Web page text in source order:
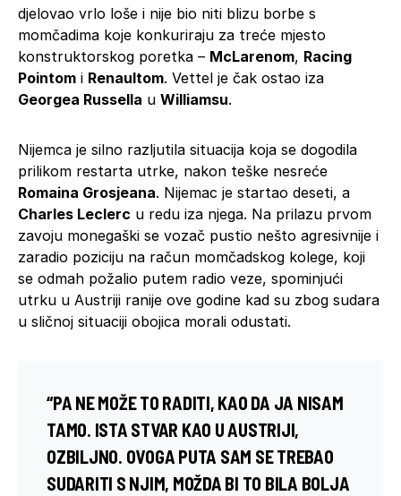
djelovao vrlo loše i nije bio niti blizu borbe s
momčadima koje konkuriraju za treće mjesto
konstruktorskog poretka – McLarenom, Racing
Pointom i Renaultom. Vettel je čak ostao iza
Georgea Russella u Williamsu.
Nijemca je silno razljutila situacija koja se dogodila
prilikom restarta utrke, nakon teške nesreće
Romaina Grosjeana. Nijemac je startao deseti, a
Charles Leclerc u redu iza njega. Na prilazu prvom
zavoju monegaški se vozač pustio nešto agresivnije i
zaradio poziciju na račun momčadskog kolege, koji
se odmah požalio putem radio veze, spominjući
utrku u Austriji ranije ove godine kad su zbog sudara
u sličnoj situaciji obojica morali odustati.
“PA NE MOŽE TO RADITI, KAO DA JA NISAM
TAMO. ISTA STVAR KAO U AUSTRIJI,
OZBILJNO. OVOGA PUTA SAM SE TREBAO
SUDARITI S NJIM, MOŽDA BI TO BILA BOLJA